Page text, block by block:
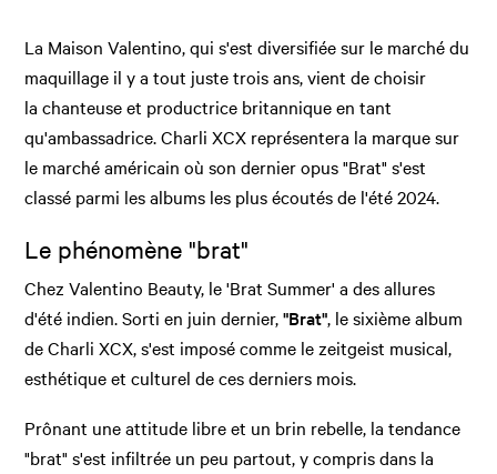
La Maison Valentino, qui s'est diversifiée sur le marché du
maquillage il y a tout juste trois ans, vient de choisir
la chanteuse et productrice britannique en tant
qu'ambassadrice. Charli XCX représentera la marque sur
le marché américain où son dernier opus "Brat" s'est
classé parmi les albums les plus écoutés de l'été 2024.
Le phénomène "brat"
Chez Valentino Beauty, le 'Brat Summer' a des allures
d'été indien. Sorti en juin dernier,"Brat", le sixième album
de Charli XCX, s'est imposé comme le zeitgeist musical,
esthétique et culturel de ces derniers mois.
Prônant une attitude libre et un brin rebelle, la tendance
"brat" s'est infiltrée un peu partout, y compris dans la